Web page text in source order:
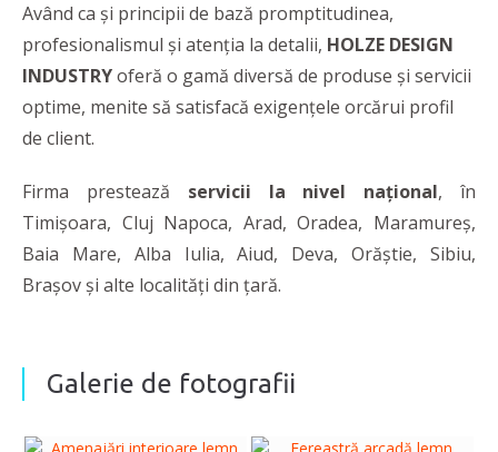
Având ca și principii de bază promptitudinea,
profesionalismul și atenția la detalii, HOLZE DESIGN
INDUSTRYoferă o gamă diversă de produse și servicii
optime, menite să satisfacă exigențele orcărui profil
de client.
Firma prestează servicii la nivel național, în
Timișoara, Cluj Napoca, Arad, Oradea, Maramureș,
Baia Mare, Alba Iulia, Aiud, Deva, Orăștie, Sibiu,
Brașov și alte localități din țară.
Galerie de fotografii